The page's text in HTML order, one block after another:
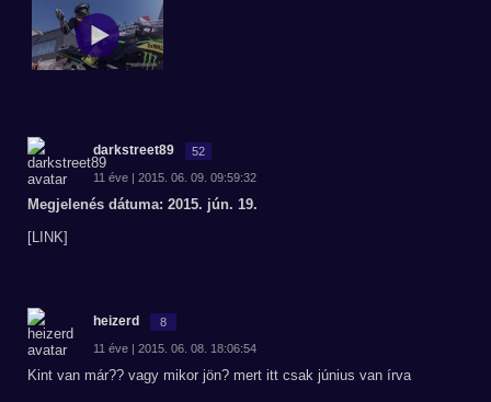
darkstreet89 52
11 éve | 2015. 06. 09. 09:59:32
Megjelenés dátuma: 2015. jún. 19.
[LINK]
heizerd 8
11 éve | 2015. 06. 08. 18:06:54
Kint van már?? vagy mikor jön? mert itt csak június van írva